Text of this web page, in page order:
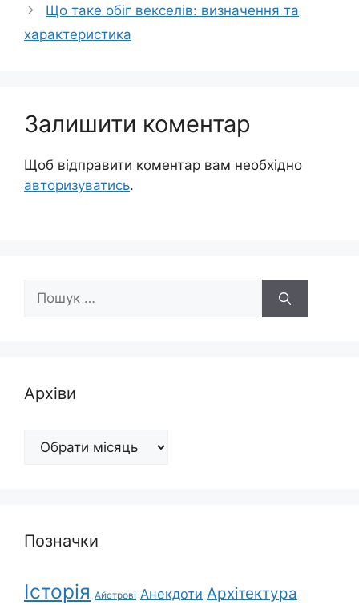
Що таке обіг векселів: визначення та
характеристика
Залишити коментар
Щоб відправити коментар вам необхідно
авторизуватись.
Пошук:
Архіви
Архіви
Позначки
Історія Айстрові Анекдоти Архітектура